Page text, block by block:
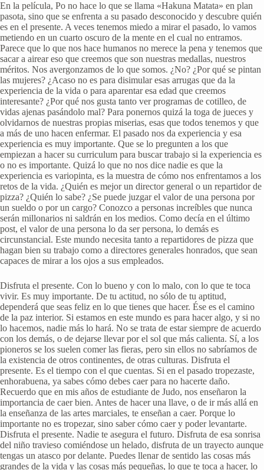
En la película, Po no hace lo que se llama «Hakuna Matata» en plan
pasota, sino que se enfrenta a su pasado desconocido y descubre quién
es en el presente. A veces tenemos miedo a mirar el pasado, lo vamos
metiendo en un cuarto oscuro de la mente en el cual no entramos.
Parece que lo que nos hace humanos no merece la pena y tenemos que
sacar a airear eso que creemos que son nuestras medallas, nuestros
méritos. Nos avergonzamos de lo que somos. ¿No? ¿Por qué se pintan
las mujeres? ¿Acaso no es para disimular esas arrugas que da la
experiencia de la vida o para aparentar esa edad que creemos
interesante? ¿Por qué nos gusta tanto ver programas de cotilleo, de
vidas ajenas pasándolo mal? Para ponernos quizá la toga de jueces y
olvidarnos de nuestras propias miserias, esas que todos tenemos y que
a más de uno hacen enfermar. El pasado nos da experiencia y esa
experiencia es muy importante. Que se lo pregunten a los que
empiezan a hacer su curriculum para buscar trabajo si la experiencia es
o no es importante. Quizá lo que no nos dice nadie es que la
experiencia es variopinta, es la muestra de cómo nos enfrentamos a los
retos de la vida. ¿Quién es mejor un director general o un repartidor de
pizza? ¿Quién lo sabe? ¿Se puede juzgar el valor de una persona por
un sueldo o por un cargo? Conozco a personas increíbles que nunca
serán millonarios ni saldrán en los medios. Como decía en el último
post, el valor de una persona lo da ser persona, lo demás es
circunstancial. Este mundo necesita tanto a repartidores de pizza que
hagan bien su trabajo como a directores generales honrados, que sean
capaces de mirar a los ojos a sus empleados.
Disfruta el presente. Con lo bueno y con lo malo, con lo que te toca
vivir. Es muy importante. De tu actitud, no sólo de tu aptitud,
dependerá que seas feliz en lo que tienes que hacer. Ése es el camino
de la paz interior. Si estamos en este mundo es para hacer algo, y si no
lo hacemos, nadie más lo hará. No se trata de estar siempre de acuerdo
con los demás, o de dejarse llevar por el sol que más calienta. Sí, a los
pioneros se los suelen comer las fieras, pero sin ellos no sabríamos de
la existencia de otros continentes, de otras culturas. Disfruta el
presente. Es el tiempo con el que cuentas. Si en el pasado tropezaste,
enhorabuena, ya sabes cómo debes caer para no hacerte daño.
Recuerdo que en mis años de estudiante de Judo, nos enseñaron la
importancia de caer bien. Antes de hacer una llave, o de ir más allá en
la enseñanza de las artes marciales, te enseñan a caer. Porque lo
importante no es tropezar, sino saber cómo caer y poder levantarte.
Disfruta el presente. Nadie te asegura el futuro. Disfruta de esa sonrisa
del niño travieso comiéndose un helado, disfruta de un trayecto aunque
tengas un atasco por delante. Puedes llenar de sentido las cosas más
grandes de la vida y las cosas más pequeñas, lo que te toca a hacer, lo